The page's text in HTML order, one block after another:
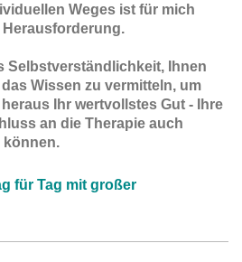
Weges ist für mich
Selbstverständlichkeit, Ihnen
Wissen zu vermitteln, um
Ihr wertvollstes Gut - Ihre
an die Therapie auch
können.
für Tag mit großer